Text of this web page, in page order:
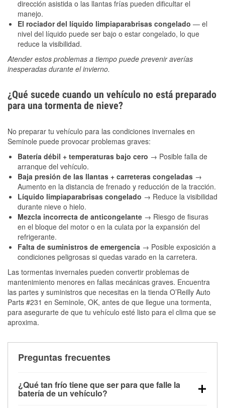
dirección asistida o las llantas frías pueden dificultar el
manejo.
El rociador del líquido limpiaparabrisas congelado — el
nivel del líquido puede ser bajo o estar congelado, lo que
reduce la visibilidad.
Atender estos problemas a tiempo puede prevenir averías
inesperadas durante el invierno.
¿Qué sucede cuando un vehículo no está preparado
para una tormenta de nieve?
No preparar tu vehículo para las condiciones invernales en
Seminole puede provocar problemas graves:
Batería débil + temperaturas bajo cero → Posible falla de
arranque del vehículo.
Baja presión de las llantas + carreteras congeladas →
Aumento en la distancia de frenado y reducción de la tracción.
Líquido limpiaparabrisas congelado → Reduce la visibilidad
durante nieve o hielo.
Mezcla incorrecta de anticongelante → Riesgo de fisuras
en el bloque del motor o en la culata por la expansión del
refrigerante.
Falta de suministros de emergencia → Posible exposición a
condiciones peligrosas si quedas varado en la carretera.
Las tormentas invernales pueden convertir problemas de
mantenimiento menores en fallas mecánicas graves. Encuentra
las partes y suministros que necesitas en la tienda O’Reilly Auto
Parts #231 en Seminole, OK, antes de que llegue una tormenta,
para asegurarte de que tu vehículo esté listo para el clima que se
aproxima.
Preguntas frecuentes
¿Qué tan frío tiene que ser para que falle la
batería de un vehículo?